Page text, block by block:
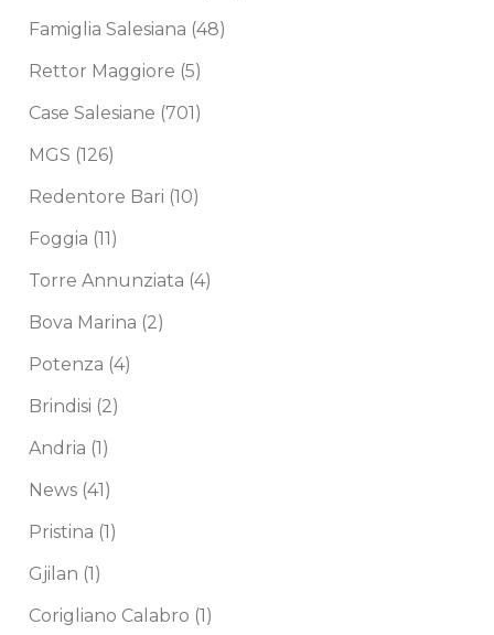
Famiglia Salesiana (48)
Rettor Maggiore (5)
Case Salesiane (701)
MGS (126)
Redentore Bari (10)
Foggia (11)
Torre Annunziata (4)
Bova Marina (2)
Potenza (4)
Brindisi (2)
Andria (1)
News (41)
Pristina (1)
Gjilan (1)
Corigliano Calabro (1)